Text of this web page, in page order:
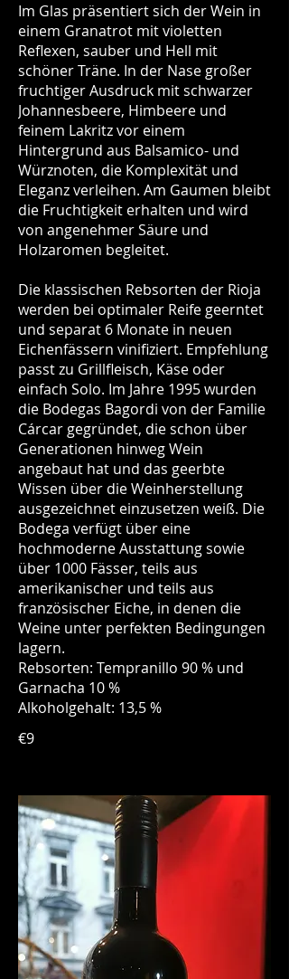
Im Glas präsentiert sich der Wein in
einem Granatrot mit violetten
Reflexen, sauber und Hell mit
schöner Träne. In der Nase großer
fruchtiger Ausdruck mit schwarzer
Johannesbeere, Himbeere und
feinem Lakritz vor einem
Hintergrund aus Balsamico- und
Würznoten, die Komplexität und
Eleganz verleihen. Am Gaumen bleibt
die Fruchtigkeit erhalten und wird
von angenehmer Säure und
Holzaromen begleitet.
Die klassischen Rebsorten der Rioja
werden bei optimaler Reife geerntet
und separat 6 Monate in neuen
Eichenfässern vinifiziert. Empfehlung
passt zu Grillfleisch, Käse oder
einfach Solo. Im Jahre 1995 wurden
die Bodegas Bagordi von der Familie
Cárcar gegründet, die schon über
Generationen hinweg Wein
angebaut hat und das geerbte
Wissen über die Weinherstellung
ausgezeichnet einzusetzen weiß. Die
Bodega verfügt über eine
hochmoderne Ausstattung sowie
über 1000 Fässer, teils aus
amerikanischer und teils aus
französischer Eiche, in denen die
Weine unter perfekten Bedingungen
lagern.
Rebsorten: Tempranillo 90 % und
Garnacha 10 %
Alkoholgehalt: 13,5 %
€9